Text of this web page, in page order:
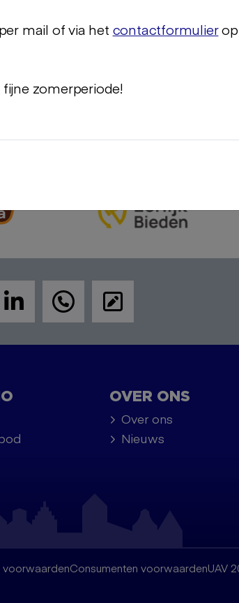
bouw en
mail of via het contactformulierop
zomerperiode!
OVER ONS
Over ons
Nieuws
voorwaardenConsumenten voorwaardenUAV